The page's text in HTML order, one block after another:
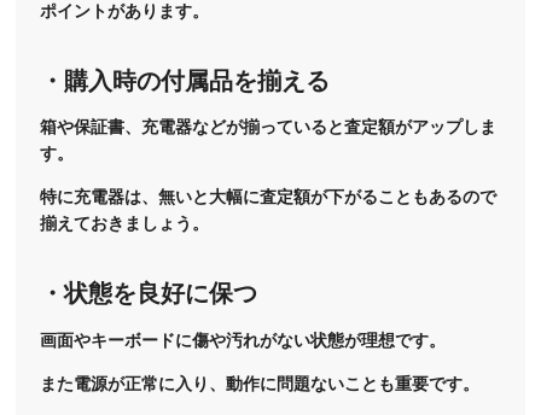
ポイントがあります。
・購入時の付属品を揃える
箱や保証書、充電器などが揃っていると査定額がアップしま
す。
特に充電器は、無いと大幅に査定額が下がることもあるので
揃えておきましょう。
・状態を良好に保つ
画面やキーボードに傷や汚れがない状態が理想です。
また電源が正常に入り、動作に問題ないことも重要です。